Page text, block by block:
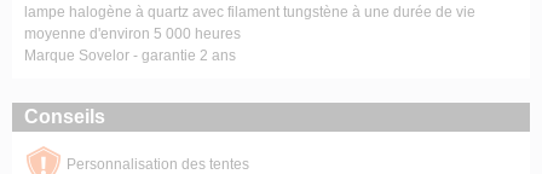
lampe halogène à quartz avec filament tungstène à une durée de vie
moyenne d'environ 5 000 heures
Marque Sovelor - garantie 2 ans
Conseils
Personnalisation des tentes